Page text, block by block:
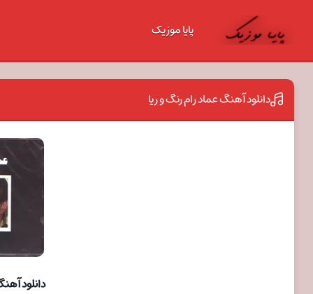
پایا موزیک
دانلود آهنگ عماد رام رنگ و ریا
دانلود